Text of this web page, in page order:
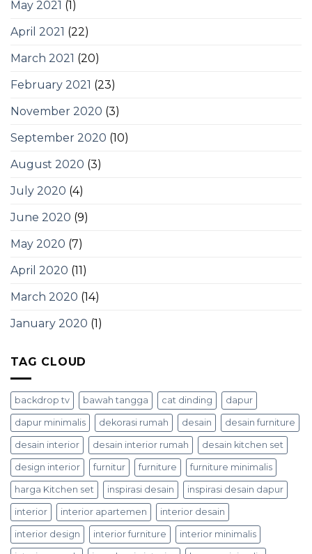
May 2021 (1)
April 2021 (22)
March 2021 (20)
February 2021 (23)
November 2020 (3)
September 2020 (10)
August 2020 (3)
July 2020 (4)
June 2020 (9)
May 2020 (7)
April 2020 (11)
March 2020 (14)
January 2020 (1)
TAG CLOUD
backdrop tv bawah tangga cat dinding dapur
dapur minimalis dekorasi rumah desain desain furniture
desain interior desain interior rumah desain kitchen set
design interior furnitur furniture furniture minimalis
harga Kitchen set inspirasi desain inspirasi desain dapur
interior interior apartemen interior desain
interior design interior furniture interior minimalis